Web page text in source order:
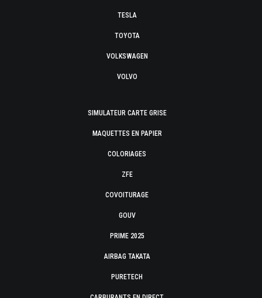
TESLA
TOYOTA
VOLKSWAGEN
VOLVO
SIMULATEUR CARTE GRISE
MAQUETTES EN PAPIER
COLORIAGES
ZFE
COVOITURAGE
GOUV
PRIME 2025
AIRBAG TAKATA
PURETECH